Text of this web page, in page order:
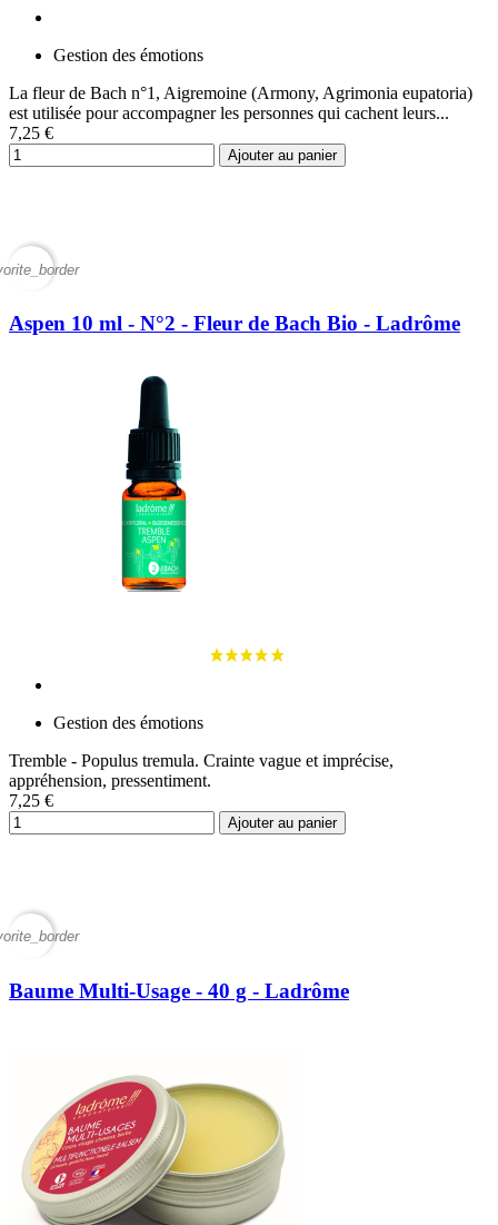
Gestion des émotions
La fleur de Bach n°1, Aigremoine (Armony, Agrimonia eupatoria)
est utilisée pour accompagner les personnes qui cachent leurs...
7,25 €
Ajouter au panier
Aspen 10 ml - N°2 - Fleur de Bach Bio - Ladrôme
Gestion des émotions
Tremble - Populus tremula. Crainte vague et imprécise,
appréhension, pressentiment.
7,25 €
Ajouter au panier
Baume Multi-Usage - 40 g - Ladrôme